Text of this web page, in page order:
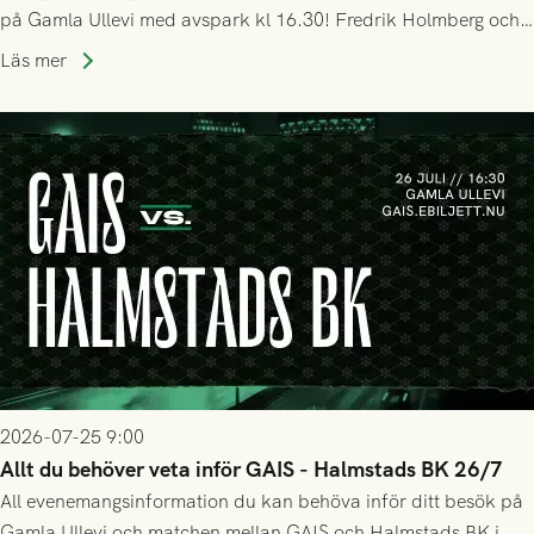
på Gamla Ullevi med avspark kl 16.30! Fredrik Holmberg och
ledarstaben har tagit ut följande trupp till matchen:
Läs mer
2026-07-25 9:00
Allt du behöver veta inför GAIS - Halmstads BK 26/7
All evenemangsinformation du kan behöva inför ditt besök på